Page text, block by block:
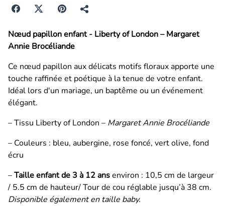
Nœud papillon enfant - Liberty of London – Margaret
Annie Brocéliande
Ce nœud papillon aux délicats motifs floraux apporte une
touche raffinée et poétique à la tenue de votre enfant.
Idéal lors d'un mariage, un baptême ou un événement
élégant.
– Tissu Liberty of London – Margaret Annie Brocéliande
– Couleurs : bleu, aubergine, rose foncé, vert olive, fond
écru
–Taille enfant de 3 à 12 ansenviron : 10,5 cm de largeur
/ 5.5 cm de hauteur/ Tour de cou réglable jusqu’à 38 cm.
Disponible également en taille baby.